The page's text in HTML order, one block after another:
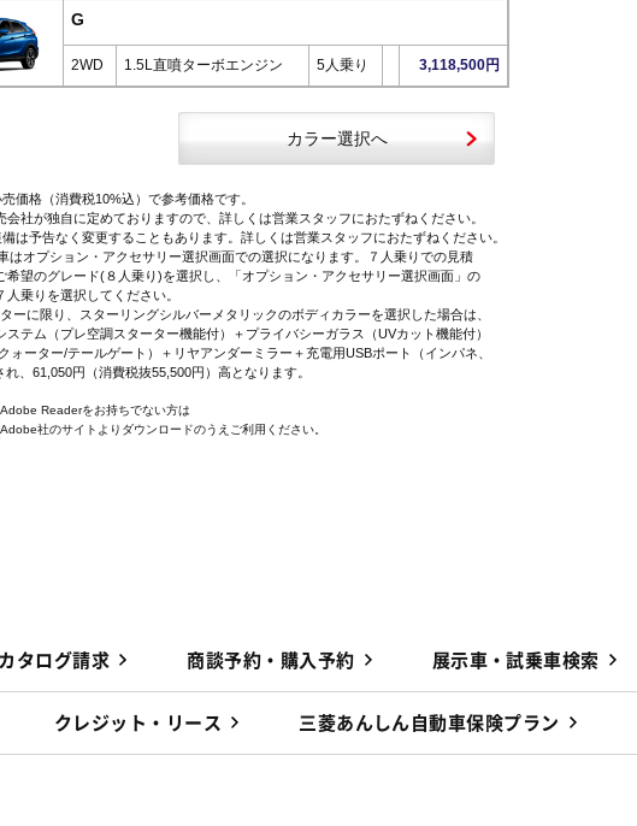
G
2WD 1.5L直噴ターボエンジン 5人乗り 3,118,500円
カラー選択へ
価格（消費税10%込）で参考価格です。
社が独自に定めておりますので、詳しくは営業スタッフにおたずねください。
は予告なく変更することもあります。詳しくは営業スタッフにおたずねください。
はオプション・アクセサリー選択画面での選択になります。７人乗りでの見積
望のグレード(８人乗り)を選択し、「オプション・アクセサリー選択画面」の
乗りを選択してください。
ーに限り、スターリングシルバーメタリックのボディカラーを選択した場合は、
テム（プレ空調スターター機能付）＋プライバシーガラス（UVカット機能付）
ーター/テールゲート）＋リヤアンダーミラー＋充電用USBポート（インパネ、
、61,050円（消費税抜55,500円）高となります。
Adobe Readerをお持ちでない方は
Adobe社のサイトよりダウンロードのうえご利用ください。
カタログ請求 商談予約・購入予約 展示車・試乗車検索
クレジット・リース 三菱あんしん自動車保険プラン